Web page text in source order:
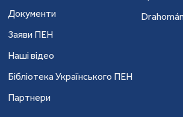
Документи
Заяви ПЕН
Наші відео
Бібліотека Українського ПЕН
Партнери